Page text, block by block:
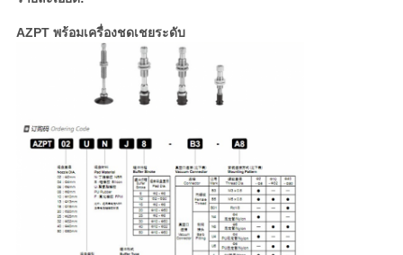
AZPT พร้อมเครื่องชดเชยระดับ